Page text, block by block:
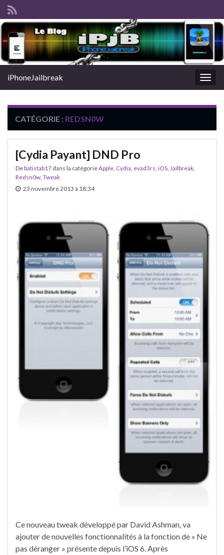
iPhoneJailbreak
CATÉGORIE : REDSN0W
[Cydia Payant] DND Pro
Debatistab17 dans la catégorieApple, Cydia, evad3rs, iOS, Jailbreak,
Redsn0w, Tweak
23 novembre 2013 à 18:34
Ce nouveau tweak développé par David Ashman, va
ajouter de nouvelles fonctionnalités à la fonction de « Ne
pas déranger » présente depuis l’iOS 6. Après